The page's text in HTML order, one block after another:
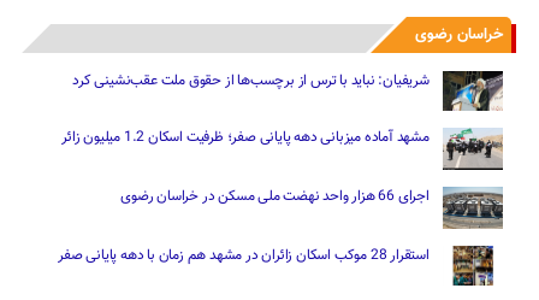
خراسان رضوی
شریفیان: نباید با ترس از برچسب‌ها از حقوق ملت عقب‌نشینی کرد
مشهد آماده میزبانی دهه پایانی صفر؛ ظرفیت اسکان 1.2 میلیون زائر
اجرای 66 هزار واحد نهضت ملی مسکن در خراسان رضوی
استقرار 28 موکب اسکان زائران در مشهد هم زمان با دهه پایانی صفر